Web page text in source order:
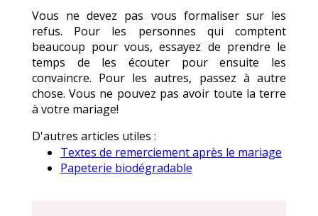
Vous ne devez pas vous formaliser sur les
refus. Pour les personnes qui comptent
beaucoup pour vous, essayez de prendre le
temps de les écouter pour ensuite les
convaincre. Pour les autres, passez à autre
chose. Vous ne pouvez pas avoir toute la terre
à votre mariage!
D'autres articles utiles :
Textes de remerciement après le mariage
Papeterie biodégradable